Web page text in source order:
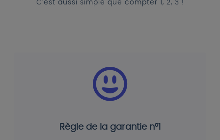
C'est aussi simple que compter 1, 2, 3 !
Règle de la garantie n°1